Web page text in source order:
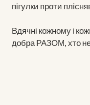
пігулки проти
Вдячні кожному і
добра РАЗОМ, хто не